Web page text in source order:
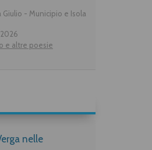
Giulio - Municipio e Isola
e altre poesie
nelle